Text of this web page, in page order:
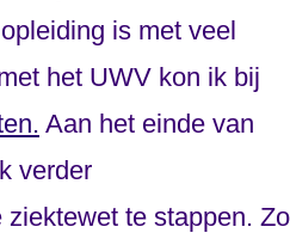
is met veel
het UWV kon ik bij
Aan het einde van
verder
ziektewet te stappen. Zo